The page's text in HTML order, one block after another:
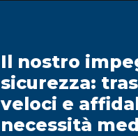
Il nostro
sicurezza:
veloci e
necessità